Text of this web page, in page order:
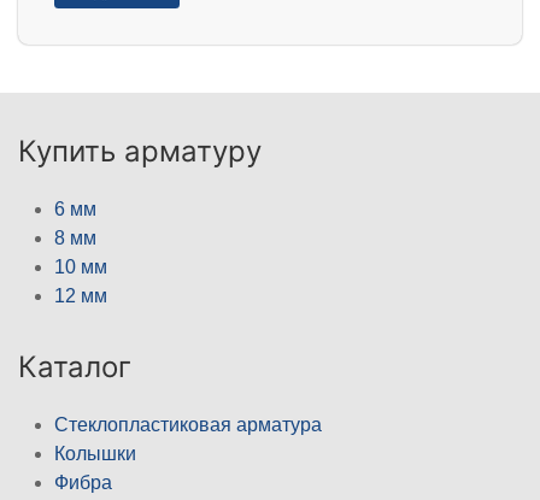
Купить арматуру
6 мм
8 мм
10 мм
12 мм
Каталог
Стеклопластиковая арматура
Колышки
Фибра